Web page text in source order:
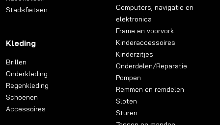
Stadsfietsen
Kleding
Brillen
Onderkleding
Regenkleding
Schoenen
Accessoires
Computers, navigatie en
elektronica
Frame en voorvork
Kinderaccessoires
Kinderzitjes
Onderdelen/Reparatie
Pompen
Remmen en remdelen
Sloten
Sturen